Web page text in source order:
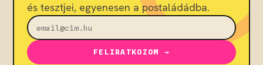
és tesztjei, egyenesen a postaládádba.
FELIRATKOZOM →